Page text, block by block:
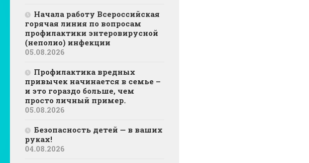
Начала работу Всероссийская
горячая линия по вопросам
профилактики энтеровирусной
(неполио) инфекции
05.08.2026
Профилактика вредных
привычек начинается в семье –
и это гораздо больше, чем
просто личный пример.
05.08.2026
Безопасность детей — в ваших
руках!
04.08.2026